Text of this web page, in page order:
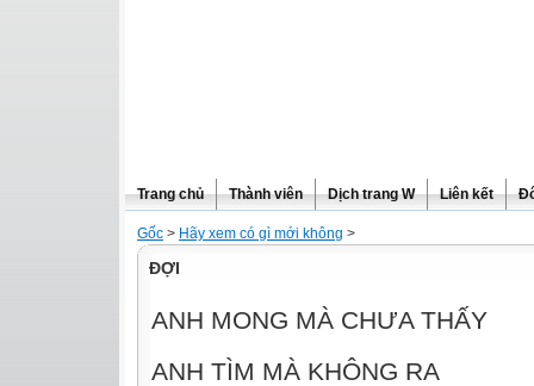
Trang chủ Thành viên Dịch trang W Liên kết
Gốc > Hãy xem có gì mới không >
ĐỢI
ANH MONG MÀ CHƯA THẤY
ANH TÌM MÀ KHÔNG RA